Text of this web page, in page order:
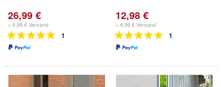
26,99 €
+ 4,99 € Versand
1
12,98 €
+ 4,99 € Versand
1